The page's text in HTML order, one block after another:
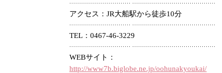
アクセス JR大船駅から徒歩10分
TEL 0467-46-3229
WEBサイト
http://www7b.biglobe.ne.jp/oohunakyoukai/